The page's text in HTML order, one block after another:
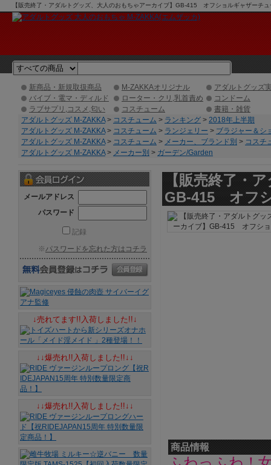
【販売終了・アダルトグッズ、大人のおもちゃアーカイブ】GB-415 オフショルギャザーチ
新商品・新規取扱商品 M-ZAKKAオリジナル
アダルトグッズ
バイブ・電マ・ディルド
ローター・クリ,乳首責め
コンドーム
ラブサプリ,コスメ,匂い
コスチューム
書籍・雑貨
アダルトグッズ M-ZAKKA> コスチューム > ランキング > 2018年上半期
アダルトグッズ M-ZAKKA> コスチューム > ランジェリー > ブラジャー＆シ
アダルトグッズ M-ZAKKA> コスチューム > メーカー、ブランド別 > コスチ
アダルトグッズ M-ZAKKA> メーカー別 > ガーデン/Garden
【販売終了・
GB-415 オフ
商品情報
メールアドレス
パスワード
記録
※パスワードを忘れた方はコチラ
↓売れてます!!入荷しました!!↓
↓↓爆売れ!!入荷しました!!↓↓
↓↓爆売れ!!入荷しました!!↓↓